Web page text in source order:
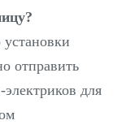
отправить
для